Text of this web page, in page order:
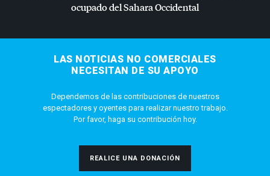
ocupado del Sahara Occidental
LAS NOTICIAS NO COMERCIALES
NECESITAN DE SU APOYO
Dependemos de las contribuciones de nuestros
espectadores y oyentes para realizar nuestro trabajo.
Por favor, haga su contribución hoy.
REALICE UNA DONACIÓN